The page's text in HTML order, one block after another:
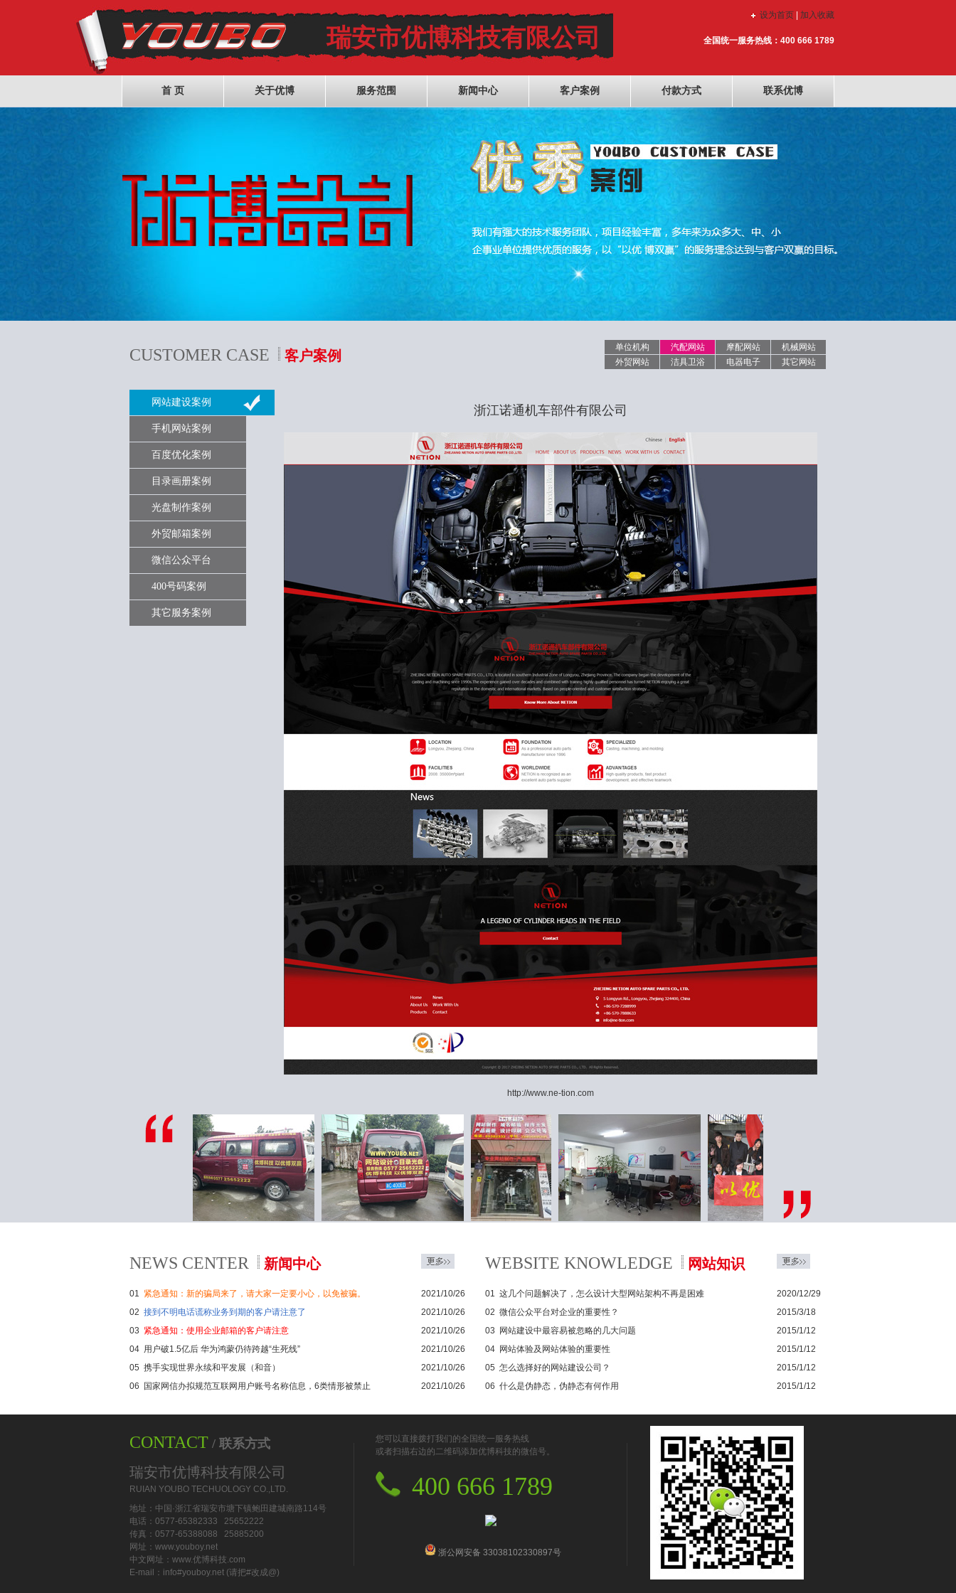
瑞安市优博科技有限公司
设为首页| 加入收藏
全国统一服务热线：400 666 1789
首 页 关于优博 服务范围 新闻中心 客户案例 付款方式 联系优博
CUSTOMER CASE 客户案例
单位机构 汽配网站 摩配网站
机械网站
外贸网站
洁具卫浴 电器电子 其它网站
网站建设案例
手机网站案例
百度优化案例
目录画册案例
光盘制作案例
外贸邮箱案例
微信公众平台
400号码案例
其它服务案例
浙江诺通机车部件有限公司
http://www.ne-tion.com
NEWS CENTER 新闻中心 WEBSITE KNOWLEDGE 网站知识
01 紧急通知：新的骗局来了，请大家一定要小心，以免被骗。
2021/10/26
02 接到不明电话谎称业务到期的客户请注意了
2021/10/26
03 紧急通知：使用企业邮箱的客户请注意
2021/10/26
04 用户破1.5亿后 华为鸿蒙仍待跨越“生死线”
2021/10/26
05 携手实现世界永续和平发展（和音）
2021/10/26
06
国家网信办拟规范互联网用户账号名称信息，6类情形被禁止 2021/10/26
01 这几个问题解决了，怎么设计大型网站架构不再是困难
2020/12/29
02 微信公众平台对企业的重要性？
2015/3/18
03
网站建设中最容易被忽略的几大问题
2015/1/12
04 网站体验及网站体验的重要性
2015/1/12
05 怎么选择好的网站建设公司？
2015/1/12
06 什么是伪静态，伪静态有何作用 2015/1/12
CONTACT / 联系方式
瑞安市优博科技有限公司
RUIAN YOUBO TECHUOLOGY CO.,LTD.
地址：中国·浙江省瑞安市塘下镇鲍田建城南路114号
电话：0577-65382333 25652222
传真：0577-65388088 25885200
网址：www.youboy.net
中文网址：www.优博科技.com
E-mail：info#youboy.net (请把#改成@)
您可以直接拨打我们的全国统一服务热线
或者扫描右边的二维码添加优博科技的微信号。
400 666 1789
浙公网安备 33038102330897号